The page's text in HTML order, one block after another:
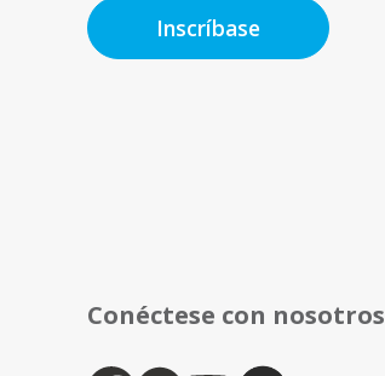
Inscríbase
Conéctese con nosotros